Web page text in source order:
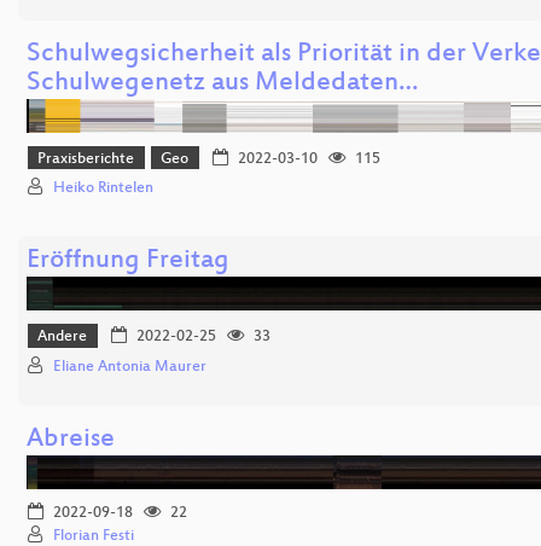
Schulwegsicherheit als Priorität in der
Schulwegenetz aus Meldedaten…
Praxisberichte Geo 2022-03-10
115
Heiko Rintelen
Eröffnung Freitag
Andere 2022-02-25
33
Eliane Antonia Maurer
Abreise
2022-09-18
22
Florian Festi